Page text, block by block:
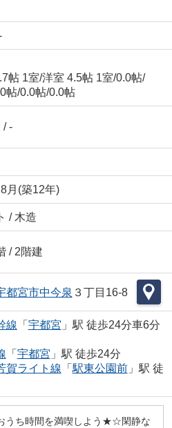
帖 1室/洋室 4.5帖 1室/0.0帖/
帖/0.0帖/0.0帖
/ -
月(築12年)
/ 木造
/ 2階建
都宮市中今泉 ３丁目16-8
線 「 宇都宮 」駅 徒歩24分車6分
「 宇都宮 」駅 徒歩24分
賀ライト線 「 駅東公園前」駅 徒
うち時間を満喫しよう★☆閑静な